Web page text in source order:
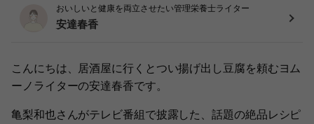
おいしいと健康を両立させたい管理栄養士ライター
安達春香
こんにちは、居酒屋に行くとつい揚げ出し豆腐を頼むヨム
ーノライターの安達春香です。
亀梨和也さんがテレビ番組で披露した、話題の絶品レシピ